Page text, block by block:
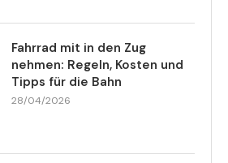
Fahrrad mit in den Zug
nehmen: Regeln, Kosten und
Tipps für die Bahn
28/04/2026